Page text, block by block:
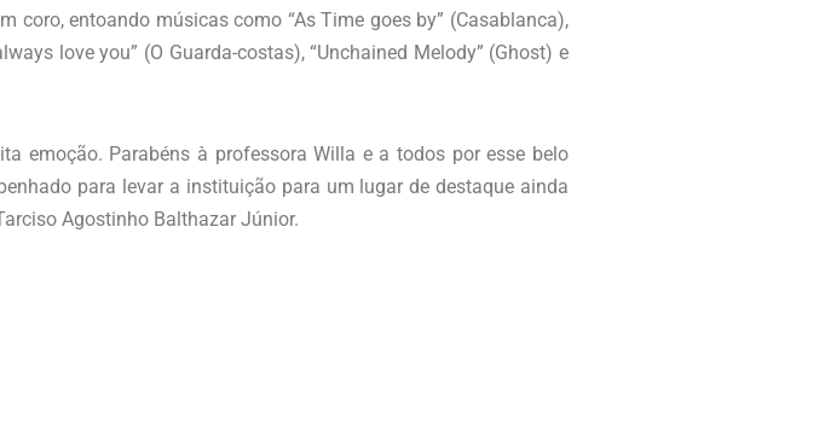
coro, entoando músicas como “As Time goes by” (Casablanca),
love you” (O Guarda-costas), “Unchained Melody” (Ghost) e
emoção. Parabéns à professora Willa e a todos por esse belo
para levar a instituição para um lugar de destaque ainda
Agostinho Balthazar Júnior.